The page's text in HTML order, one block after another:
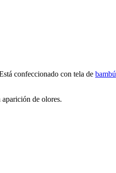
confeccionado con tela de bambú
de olores.